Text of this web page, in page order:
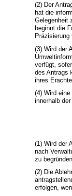
(2) Der
hat die
Gelegenheit
beginnt die
(3) Wird der
verfügt,
des Antrags
ihres
(4) Wird
innerhalb
(1) Wird der
nach
zu
(2) Die
erfolgen,